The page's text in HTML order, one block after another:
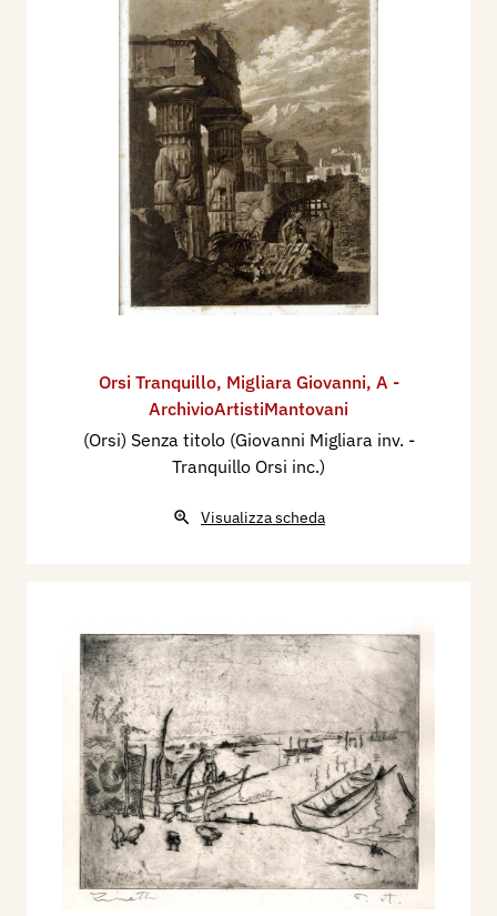
Orsi Tranquillo, Migliara Giovanni, A -
ArchivioArtistiMantovani
(Orsi) Senza titolo (Giovanni Migliara inv. -
Tranquillo Orsi inc.)
Visualizza scheda